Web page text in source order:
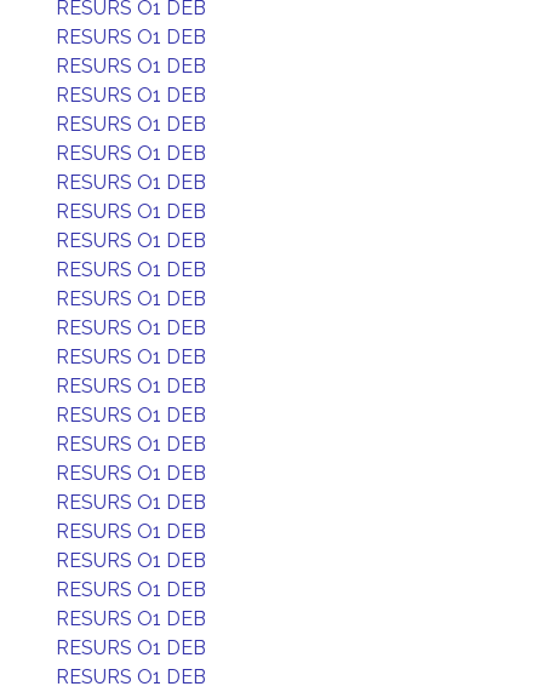
RESURS O1 DEB
RESURS O1 DEB
RESURS O1 DEB
RESURS O1 DEB
RESURS O1 DEB
RESURS O1 DEB
RESURS O1 DEB
RESURS O1 DEB
RESURS O1 DEB
RESURS O1 DEB
RESURS O1 DEB
RESURS O1 DEB
RESURS O1 DEB
RESURS O1 DEB
RESURS O1 DEB
RESURS O1 DEB
RESURS O1 DEB
RESURS O1 DEB
RESURS O1 DEB
RESURS O1 DEB
RESURS O1 DEB
RESURS O1 DEB
RESURS O1 DEB
RESURS O1 DEB